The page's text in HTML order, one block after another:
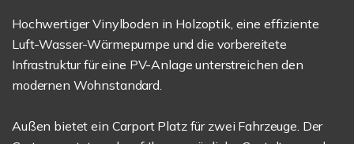
Hochwertiger Vinylboden in Holzoptik, eine effiziente
Luft-Wasser-Wärmepumpe und die vorbereitete
Infrastruktur für eine PV-Anlage unterstreichen den
modernen Wohnstandard.
Außen bietet ein Carport Platz für zwei Fahrzeuge. Der